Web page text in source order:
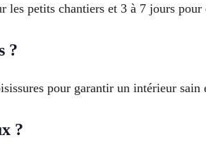
les petits chantiers et 3 à 7 jours
?
pour garantir un intérieur sain
?